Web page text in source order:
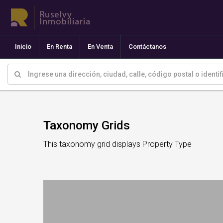
Inicio En Renta En Venta Contáctanos
Taxonomy Grids
This taxonomy grid displays Property Type